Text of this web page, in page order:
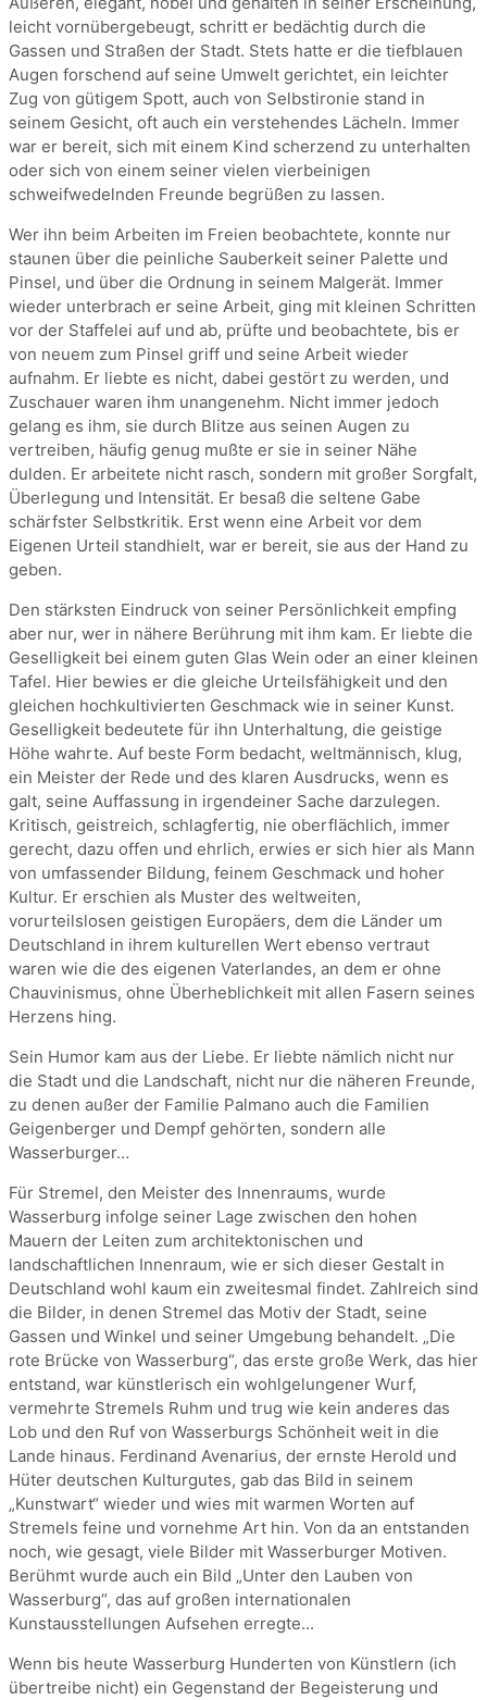
leicht vornübergebeugt, schritt er bedächtig durch die
Gassen und Straßen der Stadt. Stets hatte er die tiefblauen
Augen forschend auf seine Umwelt gerichtet, ein leichter
Zug von gütigem Spott, auch von Selbstironie stand in
seinem Gesicht, oft auch ein verstehendes Lächeln. Immer
war er bereit, sich mit einem Kind scherzend zu unterhalten
oder sich von einem seiner vielen vierbeinigen
schweifwedelnden Freunde begrüßen zu lassen.
Wer ihn beim Arbeiten im Freien beobachtete, konnte nur
staunen über die peinliche Sauberkeit seiner Palette und
Pinsel, und über die Ordnung in seinem Malgerät. Immer
wieder unterbrach er seine Arbeit, ging mit kleinen Schritten
vor der Staffelei auf und ab, prüfte und beobachtete, bis er
von neuem zum Pinsel griff und seine Arbeit wieder
aufnahm. Er liebte es nicht, dabei gestört zu werden, und
Zuschauer waren ihm unangenehm. Nicht immer jedoch
gelang es ihm, sie durch Blitze aus seinen Augen zu
vertreiben, häufig genug mußte er sie in seiner Nähe
dulden. Er arbeitete nicht rasch, sondern mit großer Sorgfalt,
Überlegung und Intensität. Er besaß die seltene Gabe
schärfster Selbstkritik. Erst wenn eine Arbeit vor dem
Eigenen Urteil standhielt, war er bereit, sie aus der Hand zu
geben.
Den stärksten Eindruck von seiner Persönlichkeit empfing
aber nur, wer in nähere Berührung mit ihm kam. Er liebte die
Geselligkeit bei einem guten Glas Wein oder an einer kleinen
Tafel. Hier bewies er die gleiche Urteilsfähigkeit und den
gleichen hochkultivierten Geschmack wie in seiner Kunst.
Geselligkeit bedeutete für ihn Unterhaltung, die geistige
Höhe wahrte. Auf beste Form bedacht, weltmännisch, klug,
ein Meister der Rede und des klaren Ausdrucks, wenn es
galt, seine Auffassung in irgendeiner Sache darzulegen.
Kritisch, geistreich, schlagfertig, nie oberflächlich, immer
gerecht, dazu offen und ehrlich, erwies er sich hier als Mann
von umfassender Bildung, feinem Geschmack und hoher
Kultur. Er erschien als Muster des weltweiten,
vorurteilslosen geistigen Europäers, dem die Länder um
Deutschland in ihrem kulturellen Wert ebenso vertraut
waren wie die des eigenen Vaterlandes, an dem er ohne
Chauvinismus, ohne Überheblichkeit mit allen Fasern seines
Herzens hing.
Sein Humor kam aus der Liebe. Er liebte nämlich nicht nur
die Stadt und die Landschaft, nicht nur die näheren Freunde,
zu denen außer der Familie Palmano auch die Familien
Geigenberger und Dempf gehörten, sondern alle
Wasserburger…
Für Stremel, den Meister des Innenraums, wurde
Wasserburg infolge seiner Lage zwischen den hohen
Mauern der Leiten zum architektonischen und
landschaftlichen Innenraum, wie er sich dieser Gestalt in
Deutschland wohl kaum ein zweitesmal findet. Zahlreich sind
die Bilder, in denen Stremel das Motiv der Stadt, seine
Gassen und Winkel und seiner Umgebung behandelt. „Die
rote Brücke von Wasserburg“, das erste große Werk, das hier
entstand, war künstlerisch ein wohlgelungener Wurf,
vermehrte Stremels Ruhm und trug wie kein anderes das
Lob und den Ruf von Wasserburgs Schönheit weit in die
Lande hinaus. Ferdinand Avenarius, der ernste Herold und
Hüter deutschen Kulturgutes, gab das Bild in seinem
„Kunstwart“ wieder und wies mit warmen Worten auf
Stremels feine und vornehme Art hin. Von da an entstanden
noch, wie gesagt, viele Bilder mit Wasserburger Motiven.
Berühmt wurde auch ein Bild „Unter den Lauben von
Wasserburg“, das auf großen internationalen
Kunstausstellungen Aufsehen erregte...
Wenn bis heute Wasserburg Hunderten von Künstlern (ich
übertreibe nicht) ein Gegenstand der Begeisterung und